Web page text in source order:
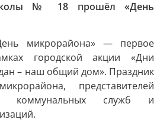
№ 18 прошёл «День
микрорайона» — первое
городской акции «Дни
– наш общий дом». Праздник
представителей
коммунальных служб и